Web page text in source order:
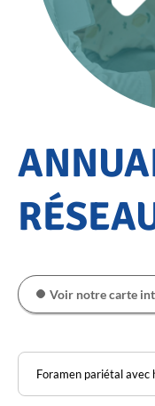
Accueil
Annuaire
réseau
OSCAR
Voir notre carte
Rechercher
dans
Pathologie